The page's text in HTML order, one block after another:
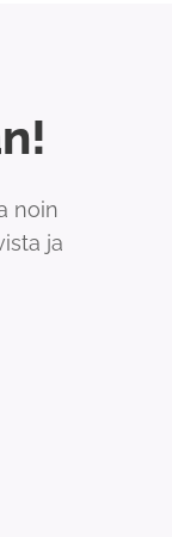
noin
ja